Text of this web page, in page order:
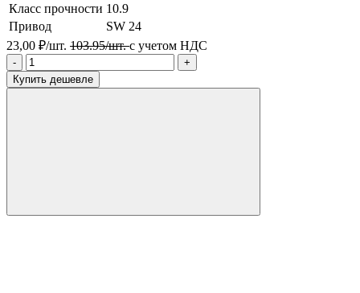
Класс прочности 10.9
Привод
SW 24
23,00 ₽/шт. 103.95/шт.с учетом НДС
-
+
Купить дешевле